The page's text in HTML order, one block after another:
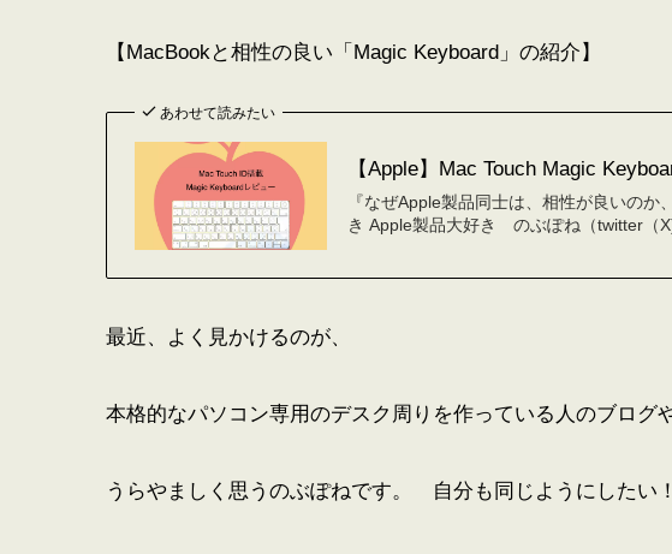
【MacBookと相性の良い「Magic Keyboard」の紹介】
あわせて読みたい
【Apple】Mac Touch Magic
『なぜApple製品同士は、相性が良いの
き Apple製品大好き のぶぽね（twitter（
最近、よく見かけるのが、
本格的なパソコン専用のデスク周りを作っている人のブログ
うらやましく思うのぶぽねです。 自分も同じようにしたい